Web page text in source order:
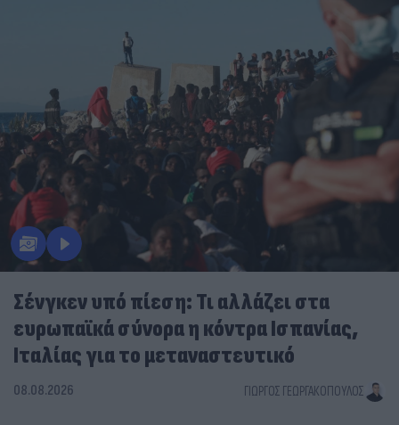
Σένγκεν υπό πίεση: Τι αλλάζει στα
ευρωπαϊκά σύνορα η κόντρα Ισπανίας,
Ιταλίας για το μεταναστευτικό
08.08.2026 ΓΙΏΡΓΟΣ ΓΕΩΡΓΑΚΌΠΟΥΛΟΣ